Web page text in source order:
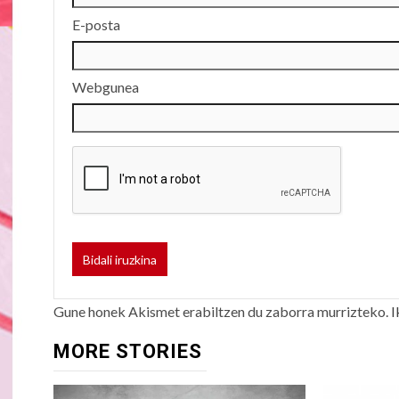
E-posta
Webgunea
Gune honek Akismet erabiltzen du zaborra murrizteko.
MORE STORIES